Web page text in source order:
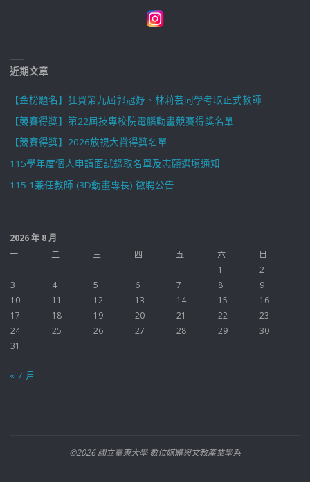
近期文章
【金榜題名】狂賀第九屆郭冠妤、林莉芸同學考取正式教師
【競賽得獎】第22屆技專校院電腦動畫競賽得獎名單
【競賽得獎】2026放視大賞得獎名單
115學年度個人申請面試錄取名單及志願選填通知
115-1兼任教師 (3D動畫專長) 徵聘公告
2026 年 8 月
一
二 三 四 五 六
日
1
2
3
4 5 6 7 8
9
10
11 12 13 14 15
16
17
18 19 20 21 22
23
24
25 26 27 28 29
30
31
« 7 月
©2026 國立臺東大學 數位媒體與文教產業學系